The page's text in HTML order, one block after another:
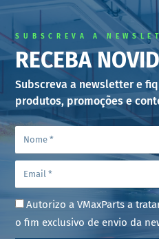
SUBSCREVA A
RECEBA
Subscreva a newsletter e
produtos, promoções e
Autorizo a VMaxParts a
o fim exclusivo de envio da